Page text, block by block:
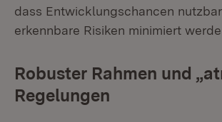
dass Entwicklungschancen
erkennbare Risiken minimiert
Robuster Rahmen und
Regelungen